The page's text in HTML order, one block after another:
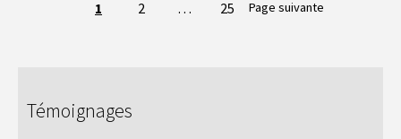
pages
1 2 … 25 Page suivante
Témoignages